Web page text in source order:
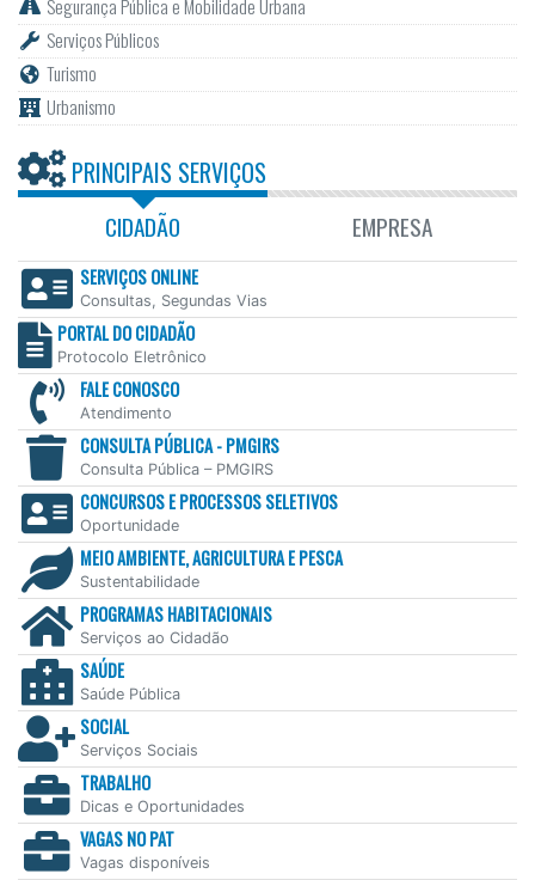
Segurança Pública e Mobilidade Urbana
Serviços Públicos
Turismo
Urbanismo
PRINCIPAIS SERVIÇOS
CIDADÃO EMPRESA
SERVIÇOS ONLINE
Consultas, Segundas Vias
PORTAL DO CIDADÃO
Protocolo Eletrônico
FALE CONOSCO
Atendimento
CONSULTA PÚBLICA - PMGIRS
Consulta Pública – PMGIRS
CONCURSOS E PROCESSOS SELETIVOS
Oportunidade
MEIO AMBIENTE, AGRICULTURA E PESCA
Sustentabilidade
PROGRAMAS HABITACIONAIS
Serviços ao Cidadão
SAÚDE
Saúde Pública
SOCIAL
Serviços Sociais
TRABALHO
Dicas e Oportunidades
VAGAS NO PAT
Vagas disponíveis